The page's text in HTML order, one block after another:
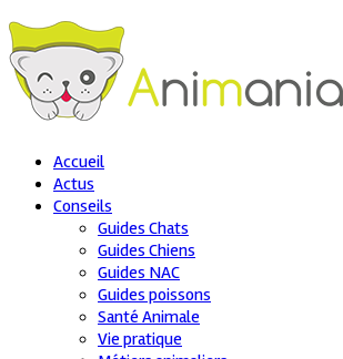
Accueil
Actus
Conseils
Guides Chats
Guides Chiens
Guides NAC
Guides poissons
Santé Animale
Vie pratique